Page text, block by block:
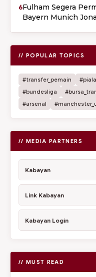
6Fulham Segera
Bayern Munich
// POPULAR TOPICS
#transfer_pemain
#bundesliga
#arsenal
// MEDIA PARTNERS
Kabayan
Link Kabayan
Kabayan Login
// MUST READ